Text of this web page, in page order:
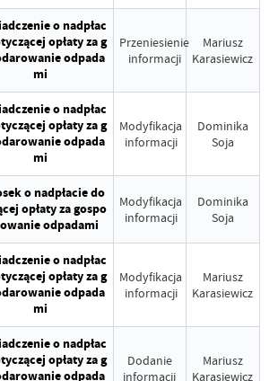
o nadpłac
opłaty za g
odpada
mi
Przeniesienie
informacji
Mariusz
Karasiewicz
o nadpłac
opłaty za g
odpada
mi
Modyfikacja
informacji
Dominika
Soja
o nadpłacie do
opłaty za gospo
odpadami
Modyfikacja
informacji
Dominika
Soja
o nadpłac
opłaty za g
odpada
mi
Modyfikacja
informacji
Mariusz
Karasiewicz
o nadpłac
opłaty za g
odpada
Dodanie
informacji
Mariusz
Karasiewicz